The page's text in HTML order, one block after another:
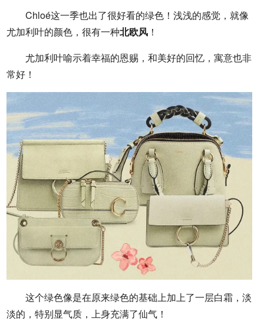
Chloé这一季也出了很好看的绿色！浅浅的感觉，就像
尤加利叶的颜色，很有一种北欧风！
尤加利叶喻示着幸福的恩赐，和美好的回忆，寓意也非
常好！
这个绿色像是在原来绿色的基础上加上了一层白霜，淡
淡的，特别显气质，上身充满了仙气！